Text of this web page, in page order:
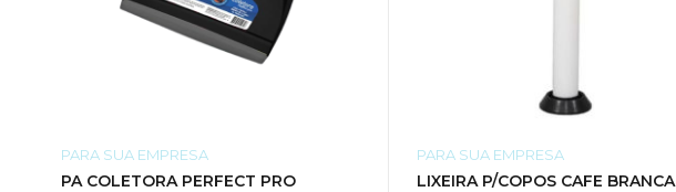
PARA SUA EMPRESA
PA COLETORA PERFECT PRO
PARA SUA EMPRESA
LIXEIRA P/COPOS CAFE BRANCA